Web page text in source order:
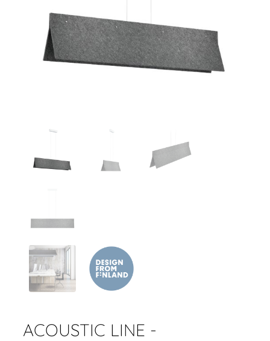
ACOUSTIC LINE -